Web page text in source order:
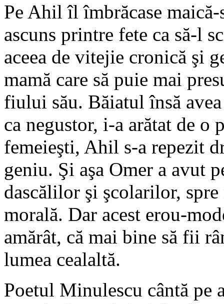
Pe Ahil îl îmbrăcase
ascuns printre fete ca să-l
aceea de vitejie cronică şi
mamă care să puie mai
fiului său. Băiatul însă
ca negustor, i-a arătat de o
femeieşti, Ahil s-a repezit
geniu. Şi aşa Omer a avut
dascălilor şi şcolarilor,
morală. Dar acest erou-
amărât, că mai bine să fii
lumea cealaltă.
Poetul Minulescu cântă pe